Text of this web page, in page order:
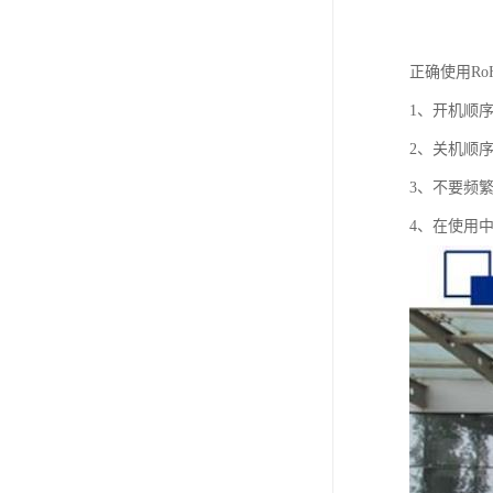
正确使用
1、开机顺
2、关机顺
3、不要频
4、在使用